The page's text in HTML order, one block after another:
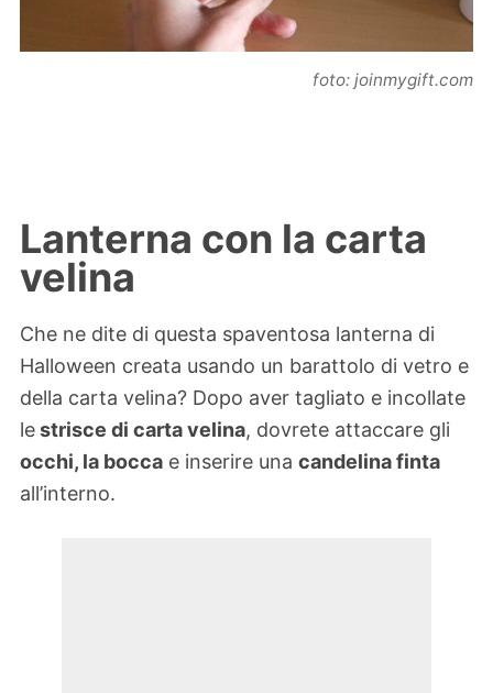
foto: joinmygift.com
Lanterna con la carta
velina
Che ne dite di questa spaventosa lanterna di
Halloween creata usando un barattolo di vetro e
della carta velina? Dopo aver tagliato e incollate
lestrisce di carta velina, dovrete attaccare gli
occhi, la bocca e inserire una candelina finta
all’interno.